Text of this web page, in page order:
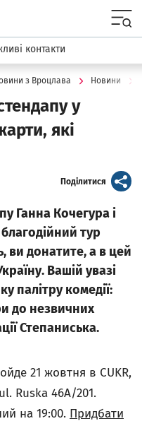
контакти
з Вроцлава Новини
у
які
Поділитися artykuł
Ганна Кочегура і
тур
ви донатите, а в цей
Вашій увазі
палітру комедії:
до незвичних
Степаниська.
21 жовтня в CUKR,
Ruska 46A/201.
на 19:00. Придбати